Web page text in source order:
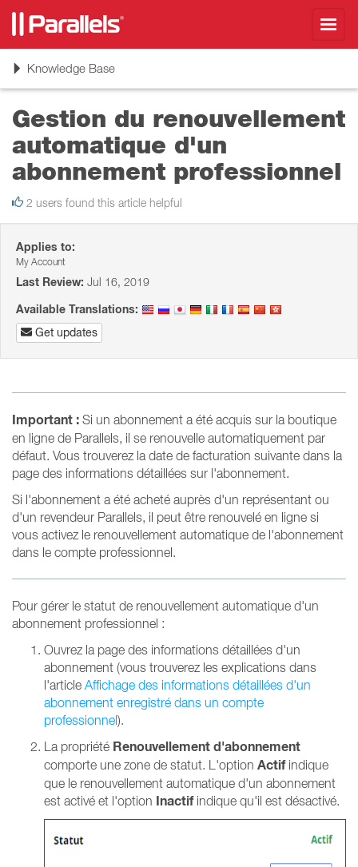
ToggleKnowledge Base
Gestion du renouvellement
automatique d'un
abonnement professionnel
2 users found this article helpful
Applies to:
My Account
Last Review: Jul 16, 2019
Available Translations:
Get updates
Important : Si un abonnement a été acquis sur la boutique
en ligne de Parallels, il se renouvelle automatiquement par
défaut. Vous trouverez la date de facturation suivante dans la
page des informations détaillées sur l'abonnement.
Si l'abonnement a été acheté auprès d'un représentant ou
d'un revendeur Parallels, il peut être renouvelé en ligne si
vous activez le renouvellement automatique de l'abonnement
dans le compte professionnel.
Pour gérer le statut de renouvellement automatique d'un
abonnement professionnel :
Ouvrez la page des informations détaillées d'un
abonnement (vous trouverez les explications dans
l'article Affichage des informations détaillées d'un
abonnement enregistré dans un compte
professionnel).
La propriété Renouvellement d'abonnement
comporte une zone de statut. L'option Actifindique
que le renouvellement automatique d'un abonnement
est activé et l'option Inactifindique qu'il est désactivé.